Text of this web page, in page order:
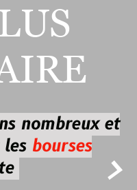

nombreux et
bourses